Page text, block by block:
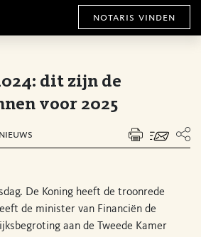
notaris vinden
dit zijn de
voor 2025
nieuws
De Koning heeft de troonrede
de minister van Financiën de
aan de Tweede Kamer